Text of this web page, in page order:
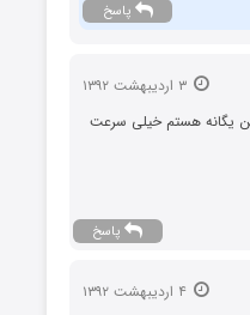
پاسخ
۳ اردیبهشت ۱۳۹۲
یگانه هستم خیلی سرعت
پاسخ